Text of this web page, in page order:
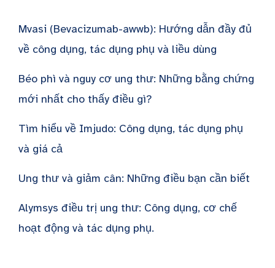
Mvasi (Bevacizumab-awwb): Hướng dẫn đầy đủ
về công dụng, tác dụng phụ và liều dùng
Béo phì và nguy cơ ung thư: Những bằng chứng
mới nhất cho thấy điều gì?
Tìm hiểu về Imjudo: Công dụng, tác dụng phụ
và giá cả
Ung thư và giảm cân: Những điều bạn cần biết
Alymsys điều trị ung thư: Công dụng, cơ chế
hoạt động và tác dụng phụ.